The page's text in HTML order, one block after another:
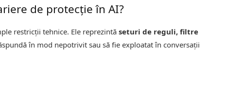
de protecție în AI?
restricții tehnice. Ele reprezintăseturi de reguli, filtre
în mod nepotrivit sau să fie exploatat în conversații